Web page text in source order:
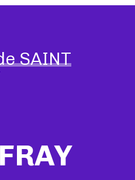
SAINT